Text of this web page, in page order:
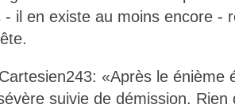
- il en existe au moins encore -
«Après le énième
suivie de démission. Rien